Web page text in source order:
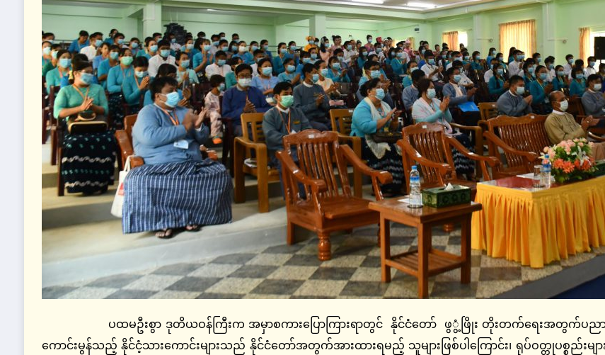
ပထမဦးစွာ ဒုတိယဝန်ကြီးက အမှာစကားပြောကြားရာတွင် နိုင်ငံတော် ဖွွံ့ဖြိုး တိုးတက်ရေးအတွက်ပညာတတ်
ကောင်းမွန်သည့် နိုင်ငံ့သားကောင်းများသည် နိုင်ငံတော်အတွက်အားထားရမည့် သူများဖြစ်ပါကြောင်း၊ ရုပ်ဝတ္တုပစ္စည်း